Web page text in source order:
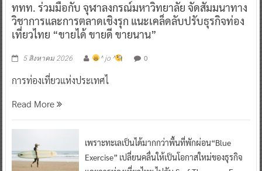
ททท. ร่วมมือกับ จุฬาลงกรณ์มหาวิทยาลัย จัดสัมมนาทาง
วิชาการและการตลาดเชิงรุก แนะเคล็ดลับปรับธุรกิจท่อง
เที่ยวไทย “ขายได้ ขายดี ขายนาน”
5 สิงหาคม 2026 ^ jo ^ 0
การท่องเที่ยวแห่งประเทศไ
Read More
เพราะทะเลเป็นได้มากกว่าพื้นที่พักผ่อน“Blue
Exercise” เปลี่ยนคลื่นให้เป็นโอกาสใหม่ของธุรกิจ